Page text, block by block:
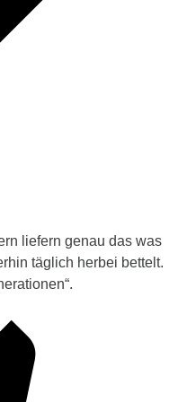
liefern genau das was
täglich herbei bettelt.